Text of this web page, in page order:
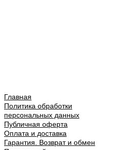
Главная
Политика обработки
персональных данных
Публичная оферта
Оплата и доставка
Гарантия. Возврат и обмен